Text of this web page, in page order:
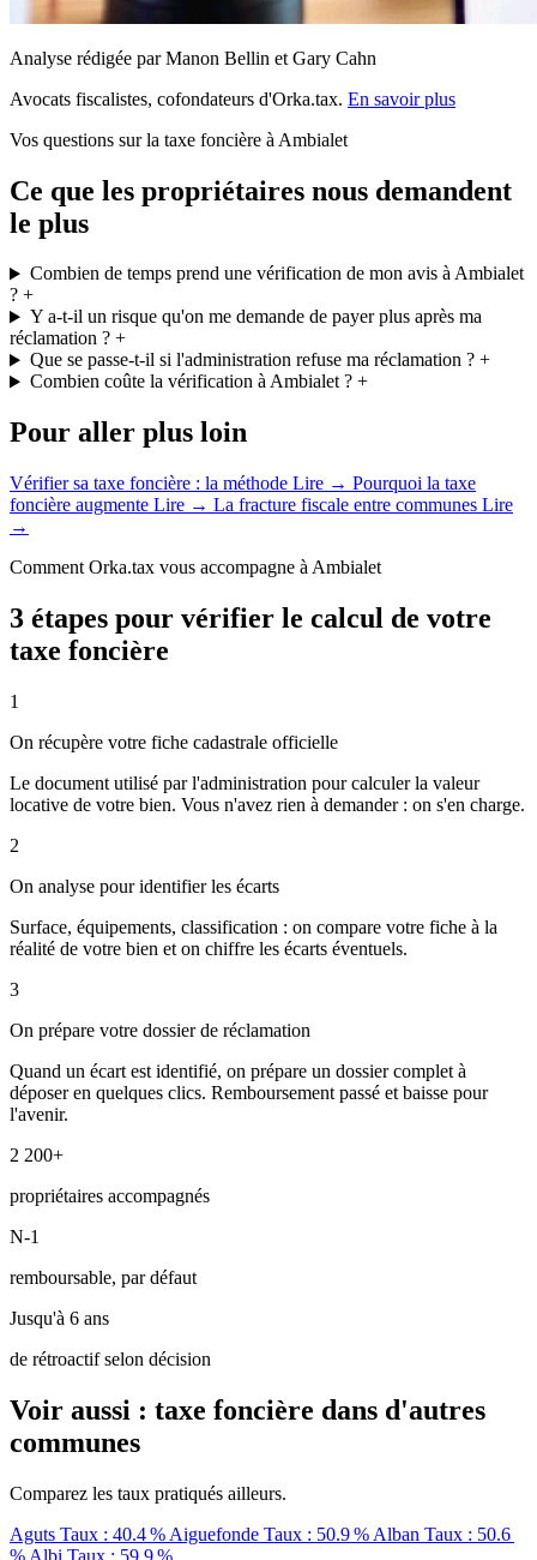
Analyse rédigée par Manon Bellin et Gary Cahn
Avocats fiscalistes, cofondateurs d'Orka.tax. En savoir plus
Vos questions sur la taxe foncière à Ambialet
Ce que les propriétaires nous demandent
le plus
Combien de temps prend une vérification de mon avis à Ambialet
? +
Y a-t-il un risque qu'on me demande de payer plus après ma
réclamation ? +
Que se passe-t-il si l'administration refuse ma réclamation ?+
Combien coûte la vérification à Ambialet ?+
Pour aller plus loin
Vérifier sa taxe foncière : la méthode Lire → Pourquoi la taxe
foncière augmente Lire → La fracture fiscale entre communes Lire
→
Comment Orka.tax vous accompagne à Ambialet
3 étapes pour vérifier le calcul de votre
taxe foncière
1
On récupère votre fiche cadastrale officielle
Le document utilisé par l'administration pour calculer la valeur
locative de votre bien. Vous n'avez rien à demander : on s'en charge.
2
On analyse pour identifier les écarts
Surface, équipements, classification : on compare votre fiche à la
réalité de votre bien et on chiffre les écarts éventuels.
3
On prépare votre dossier de réclamation
Quand un écart est identifié, on prépare un dossier complet à
déposer en quelques clics. Remboursement passé et baisse pour
l'avenir.
2 200+
propriétaires accompagnés
N-1
remboursable, par défaut
Jusqu'à 6 ans
de rétroactif selon décision
Voir aussi : taxe foncière dans d'autres
communes
Comparez les taux pratiqués ailleurs.
Aguts Taux : 40.4 % Aiguefonde Taux : 50.9 % Alban Taux : 50.6
% Albi Taux : 59.9 %